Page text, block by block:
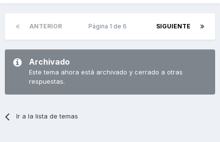
ANTERIOR SIGUIENTE
Página 1 de 6
Archivado
Este tema ahora está archivado y cerrado a otras
respuestas.
Ir a la lista de temas